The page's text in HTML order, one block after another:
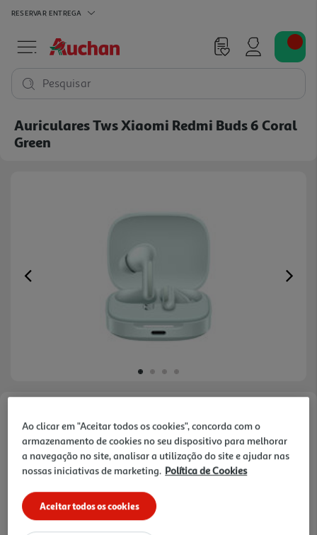
RESERVAR ENTREGA
Pesquisar
Auriculares Tws Xiaomi Redmi Buds 6 Coral
Green
Previous
29,99 €
Ao clicar em "Aceitar todos os cookies", concorda com o
armazenamento de cookies no seu dispositivo para melhorar
a navegação no site, analisar a utilização do site e ajudar nas
nossas iniciativas de marketing. Política de Cookies
Aceitar todos os cookies